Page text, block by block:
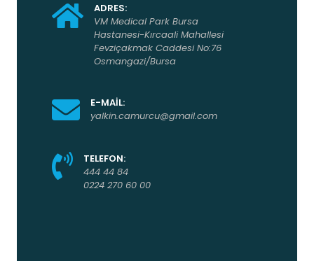
ADRES:
VM Medical Park Bursa
Hastanesi-Kırcaali Mahallesi
Fevziçakmak Caddesi No:76
Osmangazi/Bursa
E-MAİL:
yalkin.camurcu@gmail.com
TELEFON:
444 44 84
0224 270 60 00